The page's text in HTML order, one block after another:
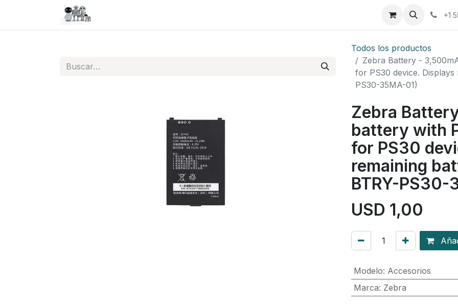
Planilla +1
Todos los productos
Zebra Battery -
for PS30 device.
PS30-35MA-01)
Zebra
battery with
for PS30
remaining
BTRY-PS30-
USD 1,00
Modelo: Accesorios
Marca: Zebra